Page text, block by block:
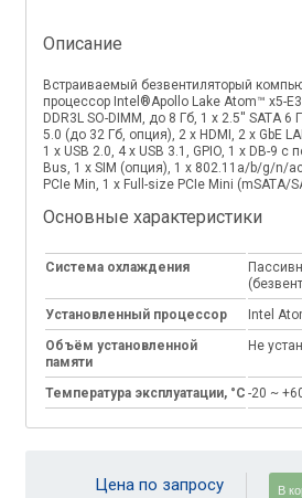
Описание
Встраиваемый безвентиляторый
процессор Intel®Apollo Lake Atom™ x5-
DDR3L SO-DIMM, до 8 Гб, 1 x 2.5'' SATA 6
5.0 (до 32 Гб, oпция), 2 х HDMI, 2 х GbE
1 х USB 2.0, 4 х USB 3.1, GPIO, 1 х DB-9 c
Bus, 1 х SIM (опция), 1 x 802.11a/b/g/n/
PCIe Min, 1 x Full-size PCIe Mini (mSATA/
Основные характеристики
Система охлаждения
Установленный процессор
Intel
Объём установленной
памяти
Не
Температура эксплуатации, °C -20 ~
Цена по запросу В